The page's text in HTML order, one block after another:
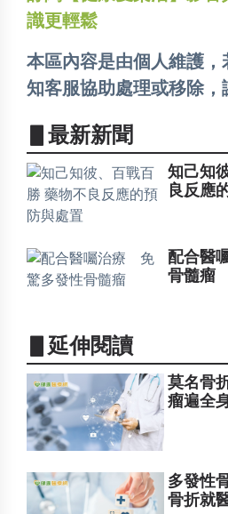
識更輕鬆
本區內容是由個人維護，
知客服協助處理或移除，
▋最新新聞
知己知
良反應
配合醫
骨髓瘤
▋延伸閱讀
莫名骨
瘤遍全
多發性
骨折就